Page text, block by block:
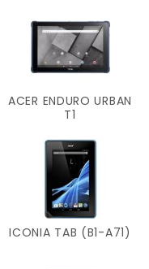
ACER ENDURO URBAN
T1
ICONIA TAB (B1-A71)